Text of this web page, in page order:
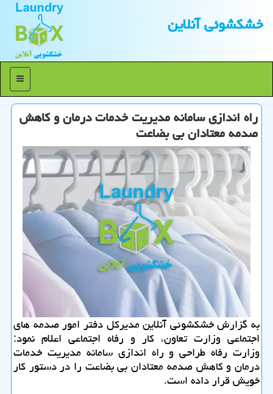
خشكشوئی آنلاین
منو
راه اندازی سامانه مدیریت خدمات درمان و كاهش
صدمه معتادان بی بضاعت
به گزارش خشكشوئی آنلاین مدیركل دفتر امور صدمه های
اجتماعی وزارت تعاون، كار و رفاه اجتماعی اعلام نمود:
وزارت رفاه طراحی و راه اندازی سامانه مدیریت خدمات
درمان و كاهش صدمه معتادان بی بضاعت را در دستور كار
خویش قرار داده است.